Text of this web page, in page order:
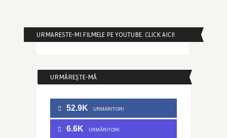
URMARESTE-MI FILMELE PE YOUTUBE. CLICK AICI!
URMĂREȘTE-MĂ
52.9K URMARITORI
6.6K URMĂRITORI